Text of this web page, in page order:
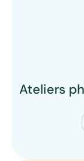
Ateliers